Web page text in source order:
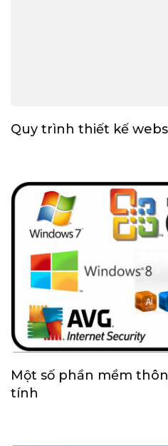
Quy trình thiết kế
Một số phần mềm
tính